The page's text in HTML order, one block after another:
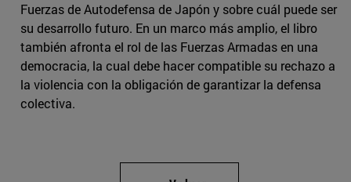
Fuerzas de Autodefensa de Japón y sobre cuál puede ser
su desarrollo futuro. En un marco más amplio, el libro
también afronta el rol de las Fuerzas Armadas en una
democracia, la cual debe hacer compatible su rechazo a
la violencia con la obligación de garantizar la defensa
colectiva.